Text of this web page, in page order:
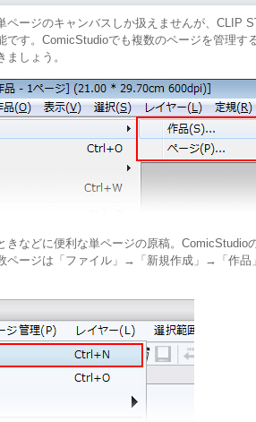
ページのキャンバスしか扱えませんが、CLIP
です。ComicStudioでも複数のページを管理す
しょう。
きなどに便利な単ページの原稿。
ページは「ファイル」→「新規作成」→「作品